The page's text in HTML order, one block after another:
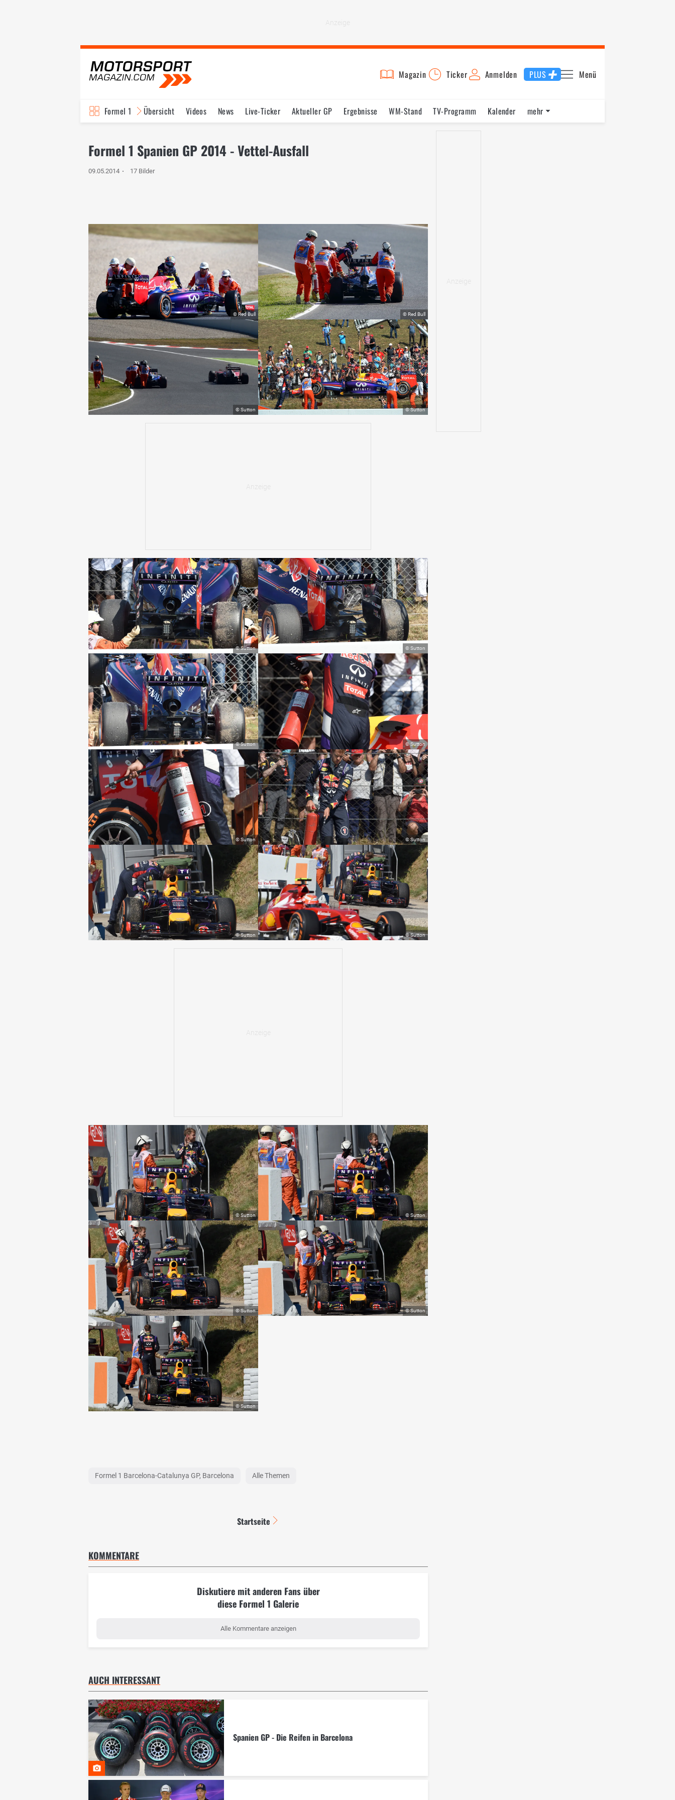
Magazin Ticker Anmelden PLUS Menü
Formel 1 Übersicht Videos News Live-Ticker Aktueller GP Ergebnisse WM-Stand TV-Programm
Kalender
mehr
Formel 1 Spanien GP 2014 - Vettel-Ausfall
09.05.2014 17 Bilder
Formel 1 Barcelona-Catalunya GP, Barcelona Alle Themen
Startseite
KOMMENTARE
Diskutiere mit anderen Fans über
diese Formel 1 Galerie
Alle Kommentare anzeigen
AUCH INTERESSANT
Spanien GP - Die Reifen in Barcelona